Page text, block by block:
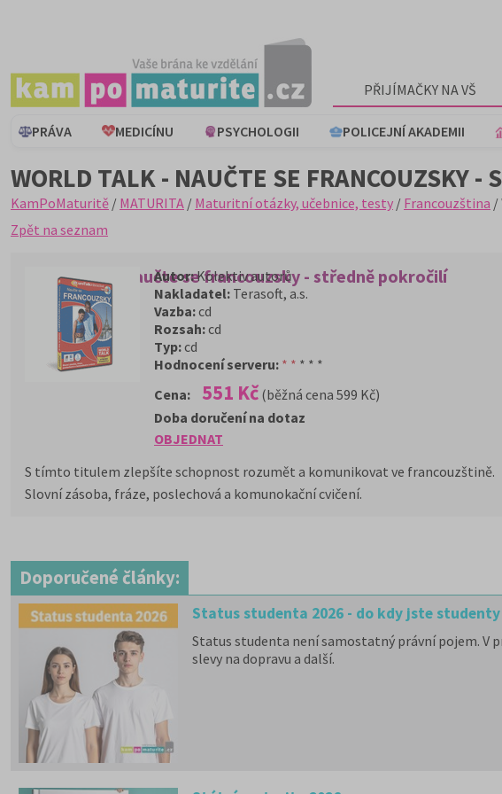
PŘIJÍMAČKY NA VŠ
PRÁVA MEDICÍNU PSYCHOLOGII POLICEJNÍ AKADEMII
WORLD TALK - NAUČTE SE FRANCOUZSKY -
KamPoMaturitě / MATURITA / Maturitní otázky, učebnice, testy / Francouzština /
Zpět na seznam
World Talk - Naučte se francouzsky - středně pokročilí
Autor:Kolektiv autorů
Nakladatel: Terasoft, a.s.
Vazba:cd
Rozsah:cd
Typ:cd
Hodnocení serveru: * * * * *
S tímto titulem zlepšíte schopnost rozumět a komunikovat ve francouzštině.
Slovní zásoba, fráze, poslechová a komunokační cvičení.
Cena: 551 Kč (běžná cena 599 Kč)
OBJEDNAT
Doba doručení na dotaz
Doporučené články:
Status studenta 2026 - do kdy jste
Status studenta není samostatný právní pojem. V
slevy na dopravu a další.